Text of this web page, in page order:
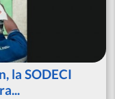
la SODECI